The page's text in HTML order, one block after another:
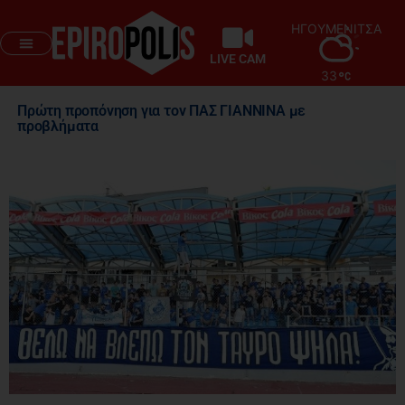
LIVE CAM
ΗΓΟΥΜΕΝΙΤΣΑ
33
Πρώτη προπόνηση για τον ΠΑΣ ΓΙΑΝΝΙΝΑ με
προβλήματα